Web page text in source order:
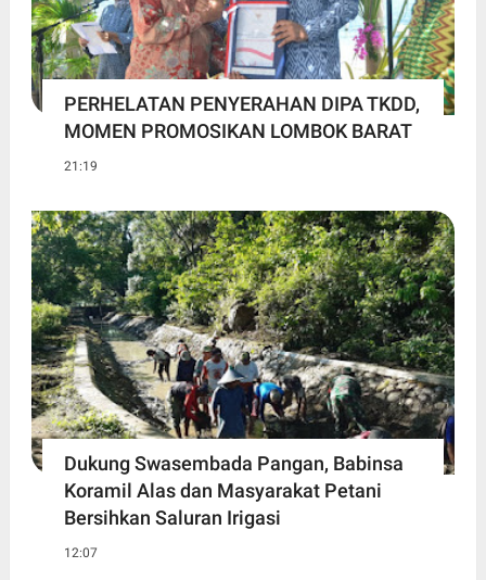
PERHELATAN PENYERAHAN DIPA TKDD,
MOMEN PROMOSIKAN LOMBOK BARAT
21:19
Dukung Swasembada Pangan, Babinsa
Koramil Alas dan Masyarakat Petani
Bersihkan Saluran Irigasi
12:07